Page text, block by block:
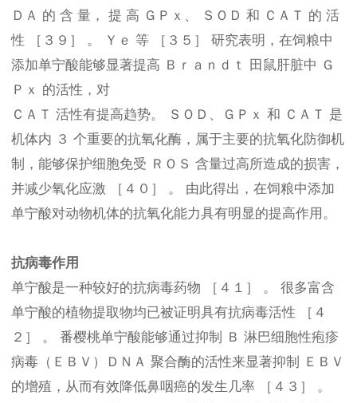
ＤＡ 的 含 量， 提 高 ＧＰｘ、 ＳＯＤ 和 ＣＡＴ 的 活
性 ［３９］ 。 Ｙｅ 等 ［３５］ 研究表明，在饲粮中
添加单宁酸能够显著提高 Ｂｒａｎｄｔ 田鼠肝脏中 Ｇ
Ｐｘ 的活性，对
ＣＡＴ 活性有提高趋势。 ＳＯＤ、ＧＰｘ 和 ＣＡＴ 是
机体内 ３ 个重要的抗氧化酶，属于主要的抗氧化防御机
制，能够保护细胞免受 ＲＯＳ 含量过高所造成的损害，
并减少氧化应激 ［４０］ 。 由此得出，在饲粮中添加
单宁酸对动物机体的抗氧化能力具有明显的提高作用。
抗病毒作用
单宁酸是一种较好的抗病毒药物 ［４１］ 。 很多富含
单宁酸的植物提取物均已被证明具有抗病毒活性 ［４
２］ 。 番樱桃单宁酸能够通过抑制 Ｂ 淋巴细胞性疱疹
病毒（ＥＢＶ）ＤＮＡ 聚合酶的活性来显著抑制 ＥＢＶ
的增殖，从而有效降低鼻咽癌的发生几率 ［４３］ 。